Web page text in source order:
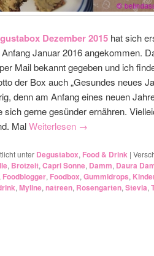
Dezember 2015 hat sich
Januar 2016 angekommen.
Mail bekannt gegeben und ich
der Box auch „Gesundes neues
denn am Anfang eines neuen
sich gerne gesünder ernähren.
MalWeiterlesen →
unter Degustabox, Food & Drink |
, Brotzeit, Capri Sonne, Damm, Daura
Foodblogger, Foodbox, Gummidrops,
, Myline, natreen, Rosengarten, Stevia,